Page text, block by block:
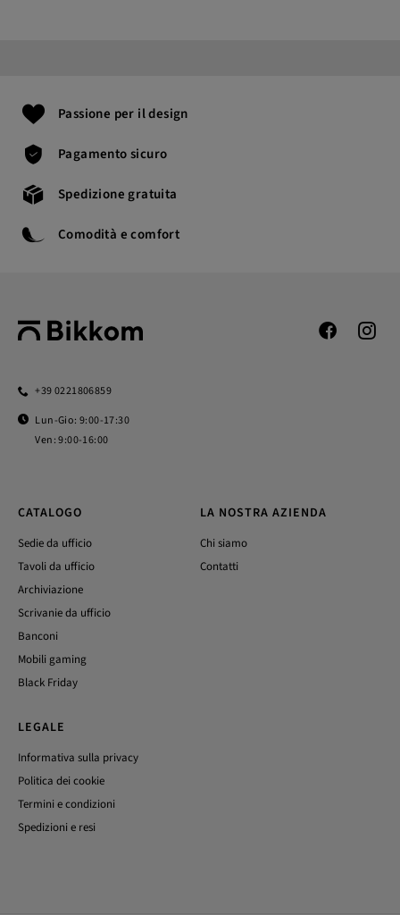
Passione per il design
Pagamento sicuro
Spedizione gratuita
Comodità e comfort
+39 0221806859
Lun-Gio: 9:00-17:30
Ven: 9:00-16:00
CATALOGO
Sedie da ufficio
Tavoli da ufficio
Archiviazione
Scrivanie da ufficio
Banconi
Mobili gaming
Black Friday
LA NOSTRA AZIENDA
Chi siamo
Contatti
LEGALE
Informativa sulla privacy
Politica dei cookie
Termini e condizioni
Spedizioni e resi